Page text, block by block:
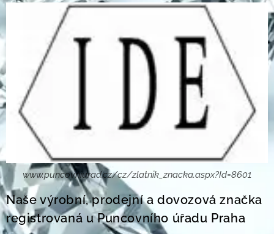
www.puncovniurad.cz/cz/zlatnik_znacka.aspx?Id=8601
Naše výrobní, prodejní a dovozová značka
registrovaná u Puncovního úřadu Praha